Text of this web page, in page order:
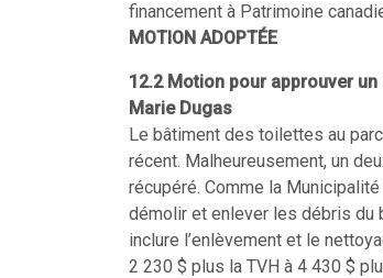
financement à Patrimoine
MOTION ADOPTÉE
12.2 Motion pour approuver
Marie Dugas
Le bâtiment des toilettes au
récent. Malheureusement, un
récupéré. Comme la
démolir et enlever les débris du
inclure l’enlèvement et le
2 230 $ plus la TVH à 4 430 $